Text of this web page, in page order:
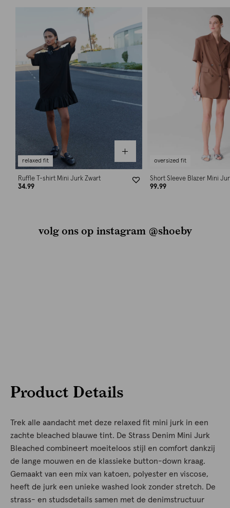
relaxed fit
Ruffle T-shirt Mini Jurk Zwart
34.99
oversized fit
Short Sleeve Blazer Mini
99.99
volg ons op instagram @shoeby
Product Details
Trek alle aandacht met deze relaxed fit mini jurk in een
zachte bleached blauwe tint. De Strass Denim Mini Jurk
Bleached combineert moeiteloos stijl en comfort dankzij
de lange mouwen en de klassieke button-down kraag.
Gemaakt van een mix van katoen, polyester en viscose,
heeft de jurk een unieke washed look zonder stretch. De
strass- en studsdetails samen met de denimstructuur